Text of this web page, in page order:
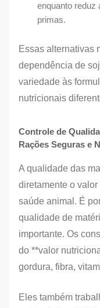
enquanto reduz
primas.
Essas alternativas
dependência de
variedade às
nutricionais
Controle de
Rações Seguras e
A qualidade das
diretamente o
saúde animal. É
qualidade de
importante. Os
do **valor
gordura, fibra,
Eles também